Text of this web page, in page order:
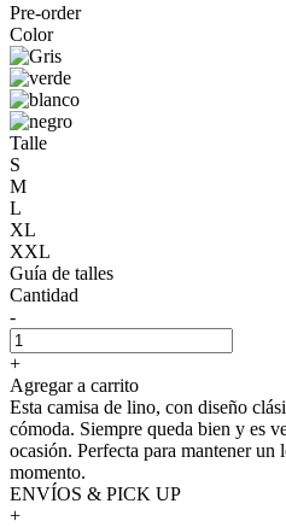
Pre-order
Color
Talle
S
M
L
XL
XXL
Guía de talles
Cantidad
-
+
Agregar a carrito
Esta camisa de lino, con diseño
cómoda. Siempre queda bien y es
ocasión. Perfecta para mantener
momento.
ENVÍOS & PICK UP
+